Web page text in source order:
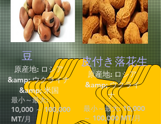
豆
原産地: ロシア
&amp; ウクライナ
&amp; 米国
最小～最大:
10,000 ～ 100,000
MT/月
皮付き落花生
原産地: ロシア
&amp; ウクライ
ナ
最小～最大: 10,000
～ 100,000 MT/月